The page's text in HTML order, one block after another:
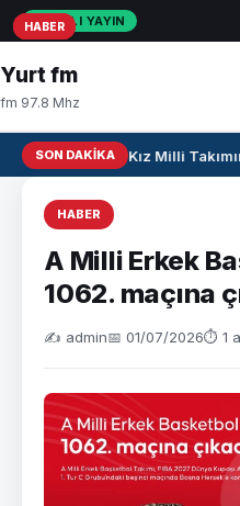
CANLI YAYIN
Yurt fm
fm 97.8 Mhz
SON DAKIKAU17 Kız Milli
HABER
A Milli Erkek
1062. maçına
✍️ admin📅 01/07/2026⏱ 1
HABER
HABER
HABER